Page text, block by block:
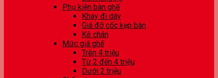
Phụ kiện bàn ghế
Khay đi dây
Giá đỡ cốc kẹp bàn
Kê chân
Mức giá ghế
Trên 4 triệu
Từ 2 đến 4 triệu
Dưới 2 triệu